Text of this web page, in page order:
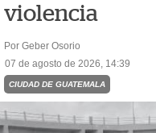
violencia
Por Geber Osorio
07 de agosto de 2026, 14:39
CIUDAD DE GUATEMALA